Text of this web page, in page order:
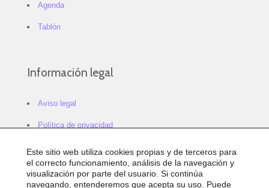
Agenda
Tablón
Información legal
Aviso legal
Política de privacidad
Política de cookies
Configurar cookies
Este sitio web utiliza cookies propias y de terceros para
el correcto funcionamiento, análisis de la navegación y
visualización por parte del usuario. Si continúa
navegando, entenderemos que acepta su uso. Puede